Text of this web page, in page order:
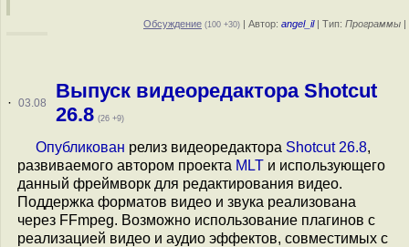
Обсуждение (100 +30) | Автор: angel_il| Тип: Программы |
· 03.08
Выпуск видеоредактора Shotcut
26.8 (26 +9)
Опубликован релиз видеоредактора Shotcut 26.8,
развиваемого автором проекта MLT и использующего
данный фреймворк для редактирования видео.
Поддержка форматов видео и звука реализована
через FFmpeg. Возможно использование плагинов с
реализацией видео и аудио эффектов, совместимых с